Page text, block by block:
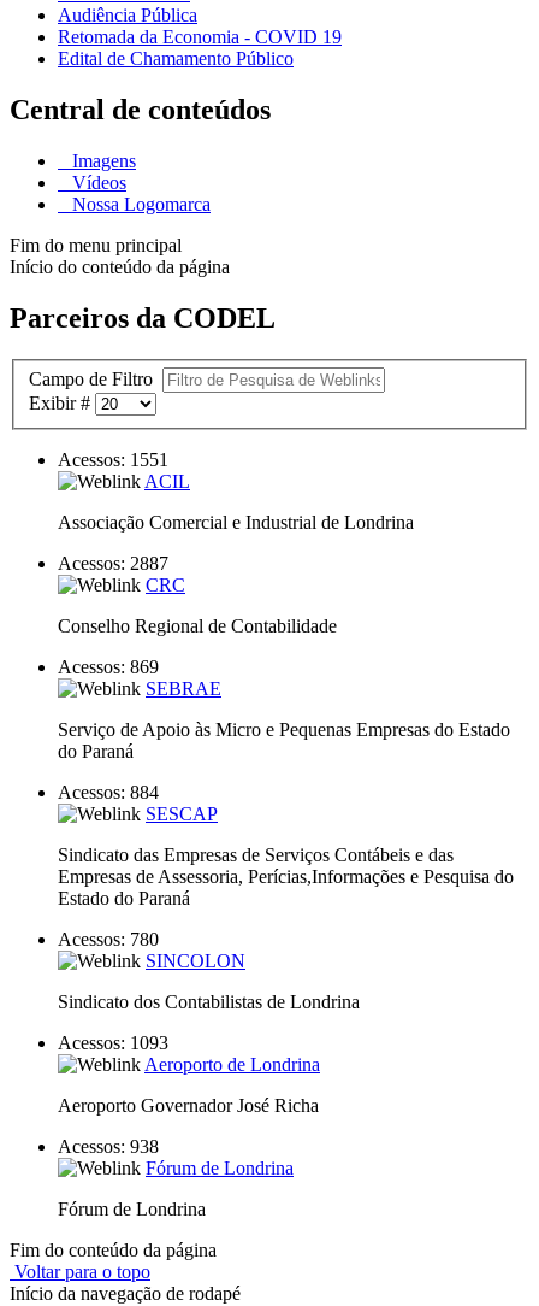
Audiência Pública
Retomada da Economia - COVID 19
Edital de Chamamento Público
Central de conteúdos
Imagens
Vídeos
Nossa Logomarca
Fim do menu principal
Início do conteúdo da página
Parceiros da CODEL
Campo de Filtro
Exibir #
Acessos: 1551
ACIL
Associação Comercial e Industrial de Londrina
Acessos: 2887
CRC
Conselho Regional de Contabilidade
Acessos: 869
SEBRAE
Serviço de Apoio às Micro e Pequenas Empresas do Estado
do Paraná
Acessos: 884
SESCAP
Sindicato das Empresas de Serviços Contábeis e das
Empresas de Assessoria, Perícias,Informações e Pesquisa do
Estado do Paraná
Acessos: 780
SINCOLON
Sindicato dos Contabilistas de Londrina
Acessos: 1093
Aeroporto de Londrina
Aeroporto Governador José Richa
Acessos: 938
Fórum de Londrina
Fórum de Londrina
Fim do conteúdo da página
Voltar para o topo
Início da navegação de rodapé